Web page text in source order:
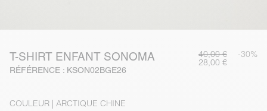
T-SHIRT ENFANT SONOMA
RÉFÉRENCE : KSON02BGE26
40,00 € -30%
28,00 €
COULEUR | ARCTIQUE CHINE